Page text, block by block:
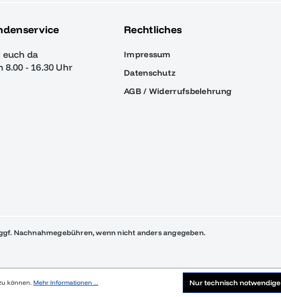
da
8.00 - 16.30 Uhr
Rechtliches
Impressum
Datenschutz
AGB / Widerrufsbelehrung
Nachnahmegebühren, wenn nicht anders angegeben.
können. Mehr Informationen ... Nur technisch notwendige